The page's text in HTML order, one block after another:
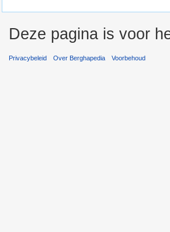
Deze pagina is voor
Privacybeleid Over Berghapedia Voorbehoud